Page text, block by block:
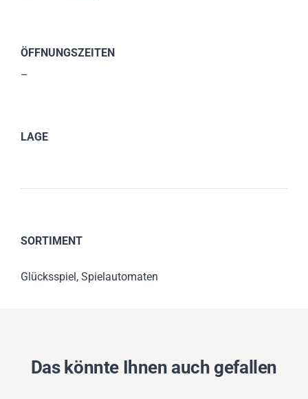
ÖFFNUNGSZEITEN
–
LAGE
SORTIMENT
Glücksspiel, Spielautomaten
Das könnte Ihnen auch gefallen